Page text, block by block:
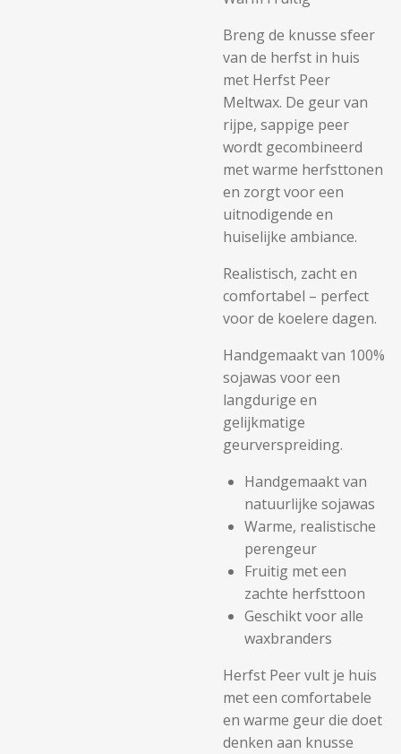
Breng de knusse sfeer
van de herfst in huis
met Herfst Peer
Meltwax. De geur van
rijpe, sappige peer
wordt gecombineerd
met warme herfsttonen
en zorgt voor een
uitnodigende en
huiselijke ambiance.
Realistisch, zacht en
comfortabel – perfect
voor de koelere dagen.
Handgemaakt van 100%
sojawas voor een
langdurige en
gelijkmatige
geurverspreiding.
Handgemaakt van
natuurlijke sojawas
Warme, realistische
perengeur
Fruitig met een
zachte herfsttoon
Geschikt voor alle
waxbranders
Herfst Peer vult je huis
met een comfortabele
en warme geur die doet
denken aan knusse